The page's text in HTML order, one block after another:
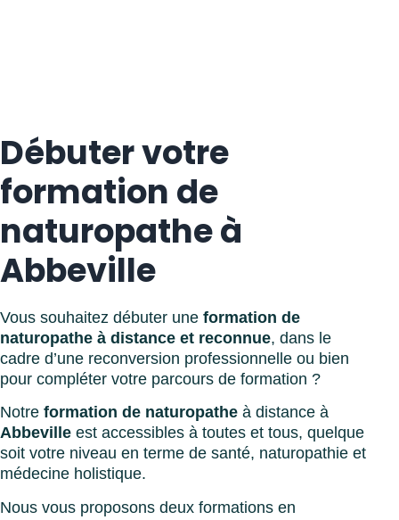
Débuter votre
formation de
naturopathe à
Abbeville
Vous souhaitez débuter une formation de
naturopathe à distance et reconnue, dans le
cadre d’une reconversion professionnelle ou bien
pour compléter votre parcours de formation ?
Notre formation de naturopathe à distance à
Abbeville est accessibles à toutes et tous, quelque
soit votre niveau en terme de santé, naturopathie et
médecine holistique.
Nous vous proposons deux formations en